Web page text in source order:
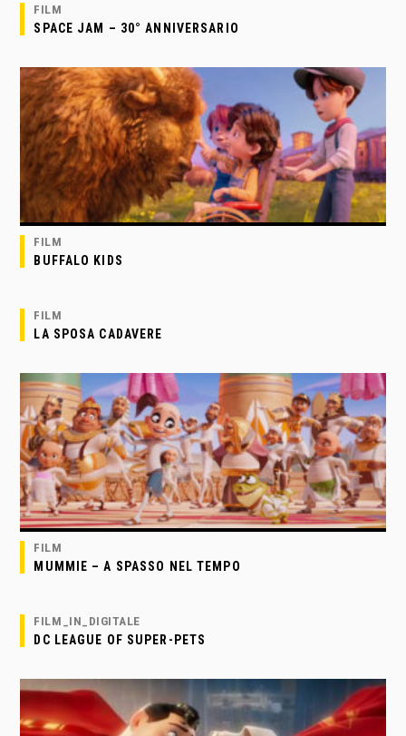
FILM
SPACE JAM – 30° ANNIVERSARIO
FILM
BUFFALO KIDS
FILM
LA SPOSA CADAVERE
FILM
MUMMIE – A SPASSO NEL TEMPO
FILM_IN_DIGITALE
DC LEAGUE OF SUPER-PETS